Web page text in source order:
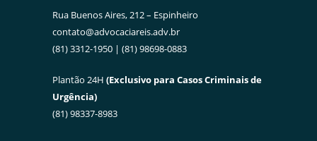
Rua Buenos Aires, 212 – Espinheiro
contato@advocaciareis.adv.br
(81) 3312-1950 | (81) 98698-0883
Plantão 24H (Exclusivo para Casos Criminais de
Urgência)
(81) 98337-8983